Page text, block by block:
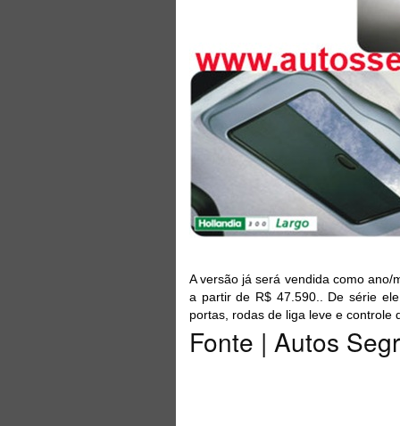
A versão já será vendida como
a partir de R$ 47.590.. De série
portas, rodas de liga leve e controle
Fonte | Autos